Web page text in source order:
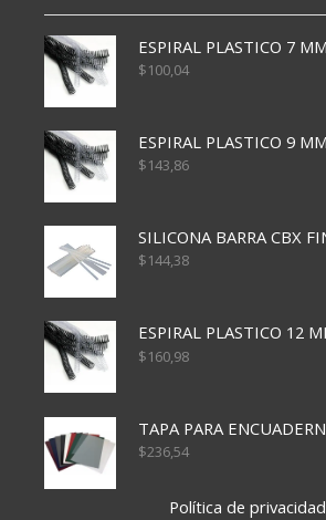
$100,04
$143,86
$144,38
$160,98
$236,54
Política de privacidad